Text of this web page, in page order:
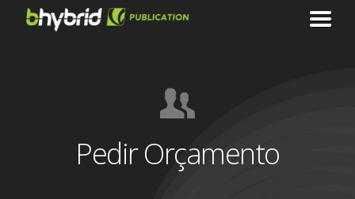
Pedir Orçamento